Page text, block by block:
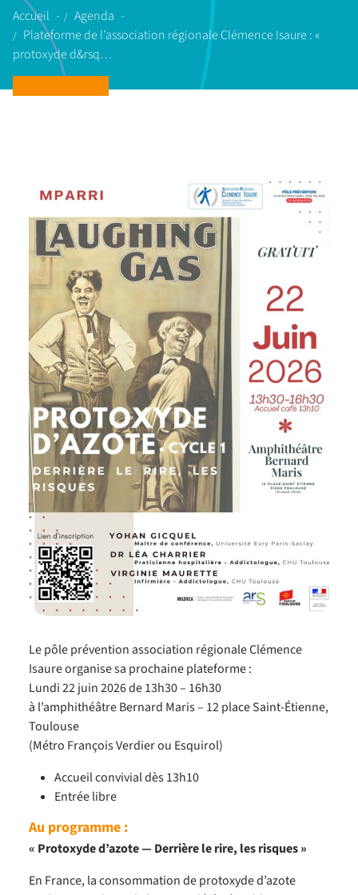
Accueil
Agenda
Plateforme de l’association régionale Clémence Isaure : «
protoxyde d&rsq…
Le pôle prévention association régionale Clémence
Isaure organise sa prochaine plateforme :
Lundi 22 juin 2026 de 13h30 – 16h30
à l’amphithéâtre Bernard Maris – 12 place Saint-Étienne,
Toulouse
(Métro François Verdier ou Esquirol)
Accueil convivial dès 13h10
Entrée libre
Au programme :
« Protoxyde d’azote — Derrière le rire, les risques »
En France, la consommation de protoxyde d’azote